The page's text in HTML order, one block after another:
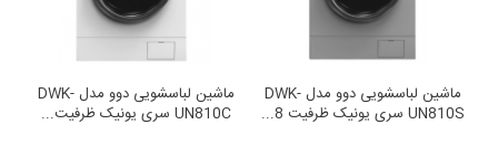
UN810C سری یونیک ظرفیت...
ماشین لباسشویی دوو مدل DWK-
UN810S سری یونیک ظرفیت 8...
ماشین لباسشویی دوو مدل LM-